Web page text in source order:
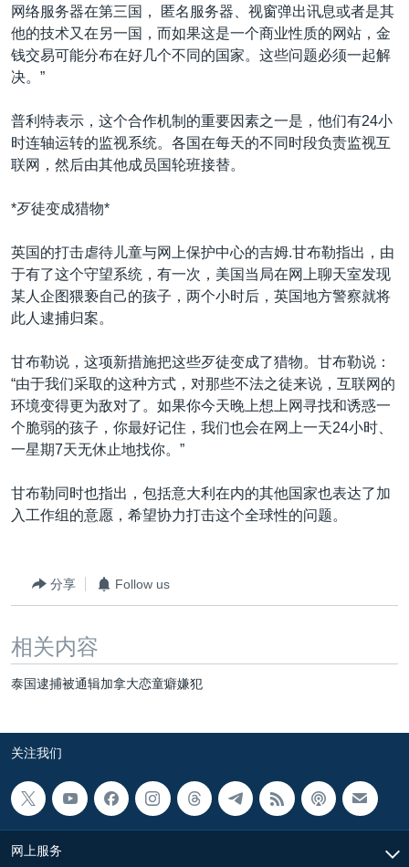
GEN Z 看美国
网络服务器在第三国， 匿名服务器、视窗弹出讯息或者是其
他的技术又在另一国，而如果这是一个商业性质的网站，金
钱交易可能分布在好几个不同的国家。这些问题必须一起解
决。”
普利特表示，这个合作机制的重要因素之一是，他们有24小
时连轴运转的监视系统。各国在每天的不同时段负责监视互
联网，然后由其他成员国轮班接替。
*歹徒变成猎物*
英国的打击虐待儿童与网上保护中心的吉姆.甘布勒指出，由
于有了这个守望系统，有一次，美国当局在网上聊天室发现
某人企图猥亵自己的孩子，两个小时后，英国地方警察就将
此人逮捕归案。
甘布勒说，这项新措施把这些歹徒变成了猎物。甘布勒说：
“由于我们采取的这种方式，对那些不法之徒来说，互联网的
环境变得更为敌对了。如果你今天晚上想上网寻找和诱惑一
个脆弱的孩子，你最好记住，我们也会在网上一天24小时、
一星期7天无休止地找你。”
甘布勒同时也指出，包括意大利在内的其他国家也表达了加
入工作组的意愿，希望协力打击这个全球性的问题。
分享 Follow us
相关内容
泰国逮捕被通辑加拿大恋童癖嫌犯
关注我们
网上服务